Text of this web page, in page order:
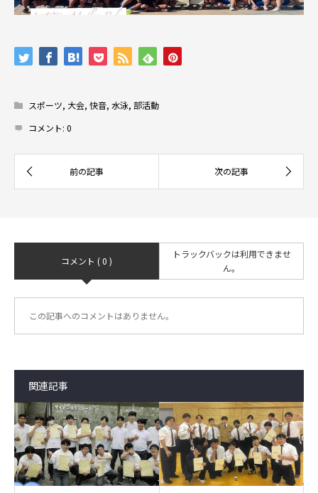
スポーツ, 大会, 快音, 水泳, 部活動
コメント: 0
コメント ( 0 )
トラックバックは利用できませ
ん。
この記事へのコメントはありません。
関連記事